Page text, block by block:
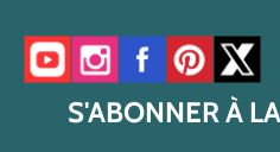
Accéder à notre chaîne
Accéder à notre
Accéder à notre
Accéder à
S'ABONNER À